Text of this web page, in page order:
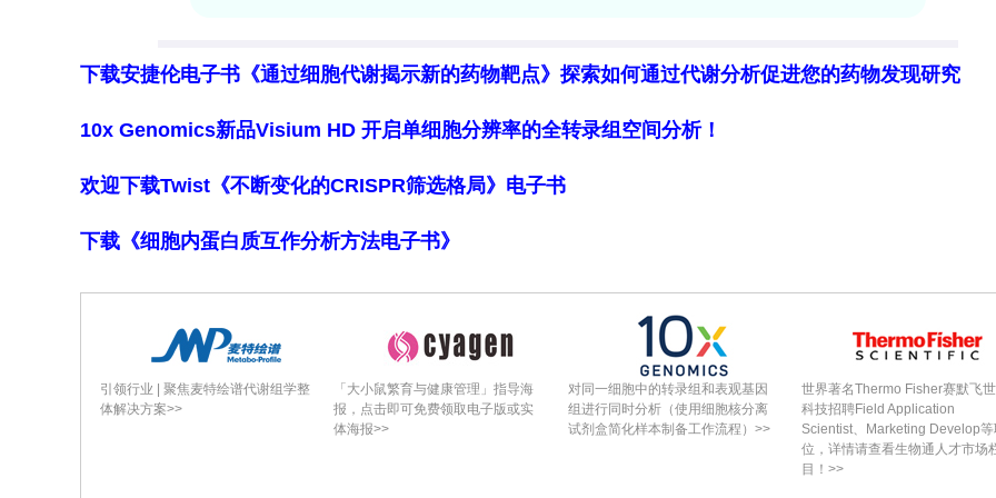
然而多项研究表明，符合A标准者与经历痛苦但非DSM-5 qualifying事件者的PTSD症状严重
者与未符合者在PTSD风险上无显著差异；另一项研究发现，ED就诊后卒中模拟患者（即卒
样症状更好地由其他诊断解释，如偏头痛）的PTSD率高于实际卒中或短暂性脑缺血发作患
**mPTSD症状表现的差异性**
mPTSD的症状表现常与其他创伤后PTSD存在差异。持续性躯体威胁（EST）模型为部分独
特征提供理论洞见。传统PTSD中侵入症状主要指向过去，而mPTSD中侵入可指向未来（如
惧疾病恶化、残疾），因缺乏明确终点。回避虽为关键症状类别，但临床观察发现mPTSD中
避并非总可行，因威胁源可能在内部（即身体中）。回避还具有重要健康意涵，如回避必要医
下载安捷伦电子书《通过细胞代谢揭示新的药物靶点》探索如何通过代谢分析促进您的药物发现研究
10x Genomics新品Visium HD 开启单细胞分辨率的全转录组空间分析！
欢迎下载Twist《不断变化的CRISPR筛选格局》电子书
下载《细胞内蛋白质互作分析方法电子书》
引领行业 | 聚焦麦特绘谱代谢组学整
体解决方案>>
「大小鼠繁育与健康管理」指导海
报，点击即可免费领取电子版或实
体海报>>
对同一细胞中的转录组和表观基因
组进行同时分析（使用细胞核分离
试剂盒简化样本制备工作流程）>>
世界著名Thermo Fisher赛默飞
科技招聘Field Application
Scientist、Marketing Develop等
位，详情请查看生物通人才市场
目！>>